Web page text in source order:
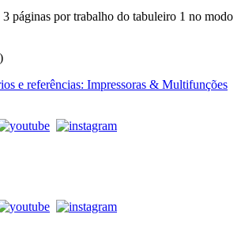
páginas por trabalho do tabuleiro 1 no modo
e referências: Impressoras & Multifunções